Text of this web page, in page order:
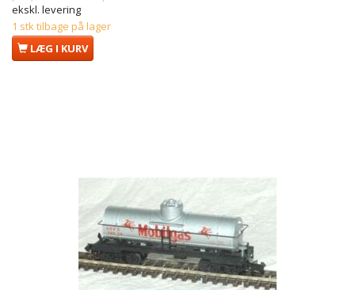
ekskl. levering
1 stk tilbage på lager
LÆG I KURV